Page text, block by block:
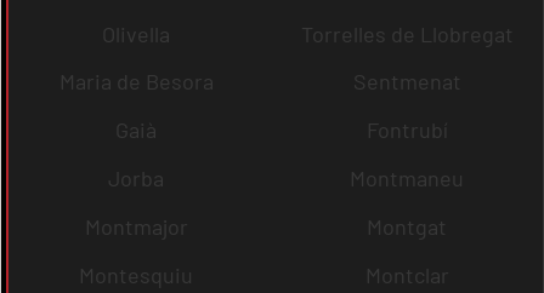
Olivella
Torrelles de Llobregat
Maria de Besora
Sentmenat
Gaià
Fontrubí
Jorba
Montmaneu
Montmajor
Montgat
Montesquiu
Montclar